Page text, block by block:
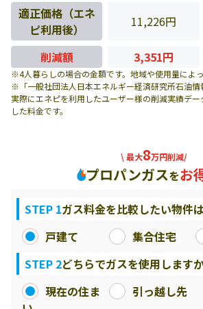
適正価格（エネ
ピ利用後）
11,226円
削減額 3,351円
※4人暮らしの場合の金額です。地域や使用量によっ
※「一般社団法人日本エネルギー経済研究所石油情
実際にエネピを利用したユーザー様の削減実績デ
した料金です。
\ 最大8万円削減/
プロパンガスをお
STEP 1ガス料金を比較したい物件
戸建て
集合住宅
STEP 2どちらでガスを使用します
現在の住ま
引っ越し先